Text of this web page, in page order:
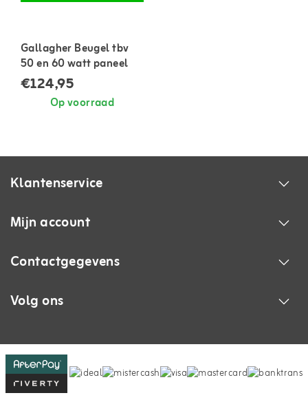
Gallagher Beugel tbv
50 en 60 watt paneel
€124,95
Op voorraad
Klantenservice
Mijn account
Contactgegevens
Volg ons